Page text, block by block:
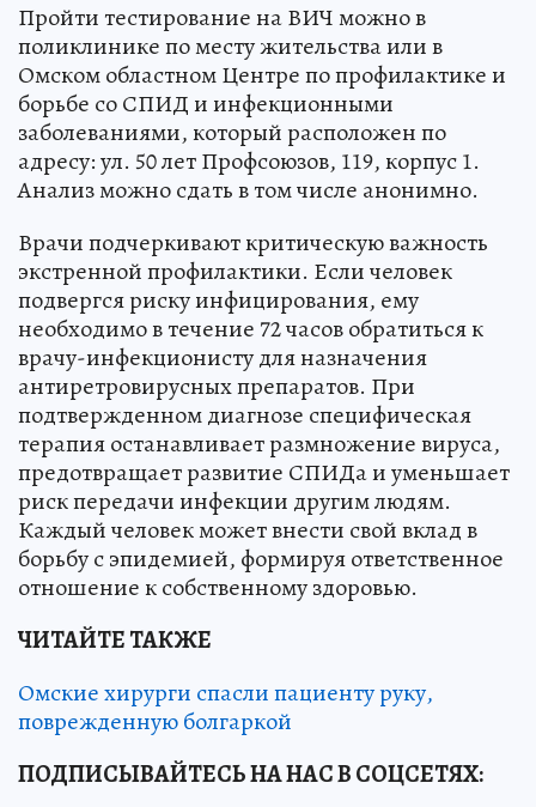
Пройти тестирование на ВИЧ можно в
поликлинике по месту жительства или в
Омском областном Центре по профилактике и
борьбе со СПИД и инфекционными
заболеваниями, который расположен по
адресу: ул. 50 лет Профсоюзов, 119, корпус 1.
Анализ можно сдать в том числе анонимно.
Врачи подчеркивают критическую важность
экстренной профилактики. Если человек
подвергся риску инфицирования, ему
необходимо в течение 72 часов обратиться к
врачу-инфекционисту для назначения
антиретровирусных препаратов. При
подтвержденном диагнозе специфическая
терапия останавливает размножение вируса,
предотвращает развитие СПИДа и уменьшает
риск передачи инфекции другим людям.
Каждый человек может внести свой вклад в
борьбу с эпидемией, формируя ответственное
отношение к собственному здоровью.
ЧИТАЙТЕ ТАКЖЕ
Омские хирурги спасли пациенту руку,
поврежденную болгаркой
ПОДПИСЫВАЙТЕСЬ НА НАС В СОЦСЕТЯХ: